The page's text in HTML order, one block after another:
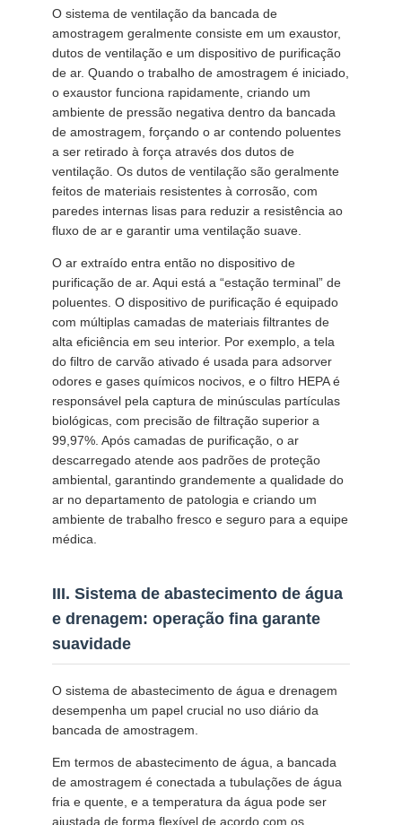
O sistema de ventilação da bancada de
amostragem geralmente consiste em um exaustor,
dutos de ventilação e um dispositivo de purificação
de ar. Quando o trabalho de amostragem é iniciado,
o exaustor funciona rapidamente, criando um
ambiente de pressão negativa dentro da bancada
de amostragem, forçando o ar contendo poluentes
a ser retirado à força através dos dutos de
ventilação. Os dutos de ventilação são geralmente
feitos de materiais resistentes à corrosão, com
paredes internas lisas para reduzir a resistência ao
fluxo de ar e garantir uma ventilação suave.
O ar extraído entra então no dispositivo de
purificação de ar. Aqui está a “estação terminal” de
poluentes. O dispositivo de purificação é equipado
com múltiplas camadas de materiais filtrantes de
alta eficiência em seu interior. Por exemplo, a tela
do filtro de carvão ativado é usada para adsorver
odores e gases químicos nocivos, e o filtro HEPA é
responsável pela captura de minúsculas partículas
biológicas, com precisão de filtração superior a
99,97%. Após camadas de purificação, o ar
descarregado atende aos padrões de proteção
ambiental, garantindo grandemente a qualidade do
ar no departamento de patologia e criando um
ambiente de trabalho fresco e seguro para a equipe
médica.
III. Sistema de abastecimento de água
e drenagem: operação fina garante
suavidade
O sistema de abastecimento de água e drenagem
desempenha um papel crucial no uso diário da
bancada de amostragem.
Em termos de abastecimento de água, a bancada
de amostragem é conectada a tubulações de água
fria e quente, e a temperatura da água pode ser
ajustada de forma flexível de acordo com os